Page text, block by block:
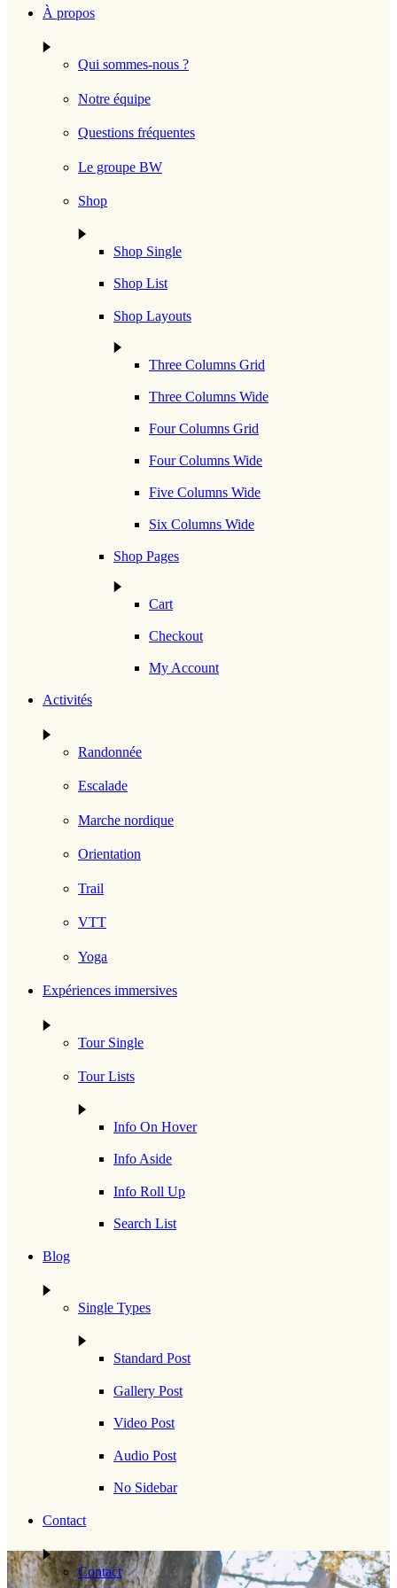
Shop Pages
Cart
Checkout
My Account
À propos
Qui sommes-nous ?
Notre équipe
Questions fréquentes
Le groupe BW
Shop
Shop Single
Shop List
Shop Layouts
Three Columns Grid
Three Columns Wide
Four Columns Grid
Four Columns Wide
Five Columns Wide
Six Columns Wide
Shop Pages
Cart
Checkout
My Account
Activités
Randonnée
Escalade
Marche nordique
Orientation
Trail
VTT
Yoga
Expériences immersives
Tour Single
Tour Lists
Info On Hover
Info Aside
Info Roll Up
Search List
Blog
Single Types
Standard Post
Gallery Post
Video Post
Audio Post
No Sidebar
Contact
Contact